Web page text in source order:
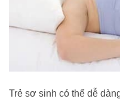
Trẻ sơ sinh có thể dễ